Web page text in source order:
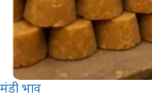
मंडी भाव